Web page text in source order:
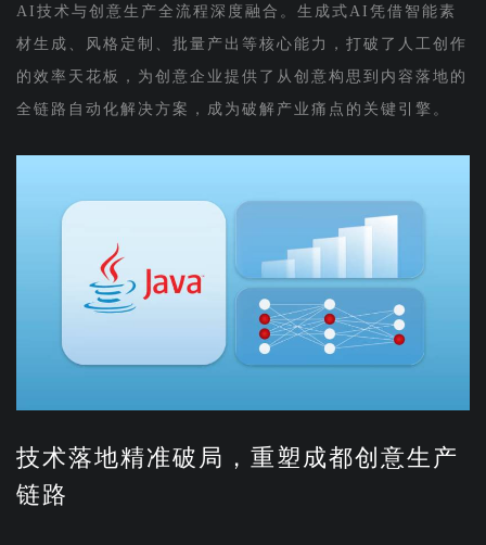
AI技术与创意生产全流程深度融合。生成式AI凭借智能素
材生成、风格定制、批量产出等核心能力，打破了人工创作
的效率天花板，为创意企业提供了从创意构思到内容落地的
全链路自动化解决方案，成为破解产业痛点的关键引擎。
技术落地精准破局，重塑成都创意生产
链路